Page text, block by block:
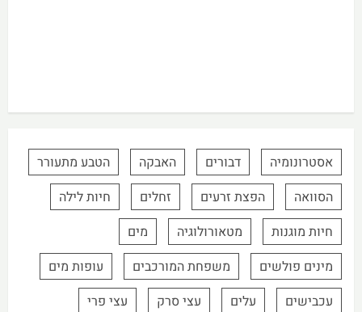
אסטרונומיה דבורים האבקה
הטבע מתעורר
הסוואה
הפצת זרעים זחלים
חיות לילה
חיות מוגנות
מטאורולוגיה
מים
מינים פולשים
משפחת המורכבים
עופות מים
עכבישים
עלים עצי סרק
עצי פרי